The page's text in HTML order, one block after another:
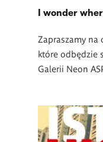
I wonder
Zapraszamy na
które odbędzie
Galerii Neon